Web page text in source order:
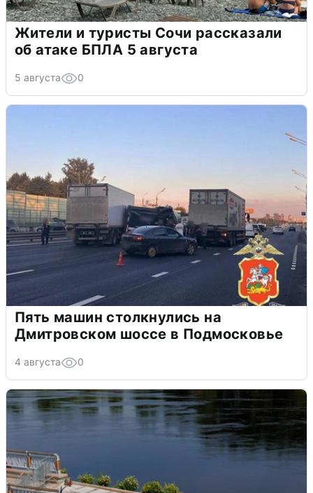
Жители и туристы Сочи рассказали
об атаке БПЛА 5 августа
5 августа 0
Пять машин столкнулись на
Дмитровском шоссе в Подмосковье
4 августа 0